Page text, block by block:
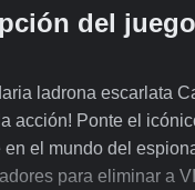
del juego
ladrona escarlata
acción! Ponte el
en el mundo del
para eliminar a